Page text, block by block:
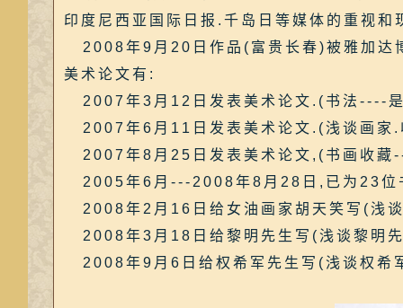
印度尼西亚国际日报.千岛日等媒体的重视和
2008年9月20日作品(富贵长春)被雅加达
美术论文有:
2007年3月12日发表美术论文.(书法----
2007年6月11日发表美术论文.(浅谈画家.
2007年8月25日发表美术论文,(书画收藏
2005年6月---2008年8月28日,已为23位
2008年2月16日给女油画家胡天笑写(浅
2008年3月18日给黎明先生写(浅谈黎明
2008年9月6日给权希军先生写(浅谈权希